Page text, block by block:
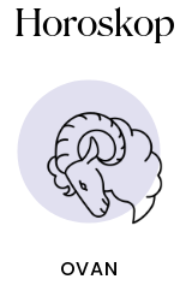
Horoskop
OVAN